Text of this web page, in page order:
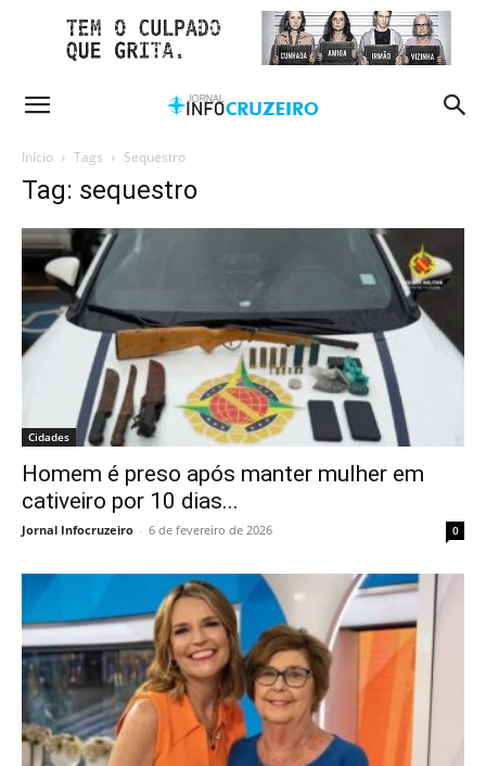
Início Tags Sequestro
Tag: sequestro
Cidades
Homem é preso após manter mulher em
cativeiro por 10 dias...
Jornal Infocruzeiro - 6 de fevereiro de 2026 0